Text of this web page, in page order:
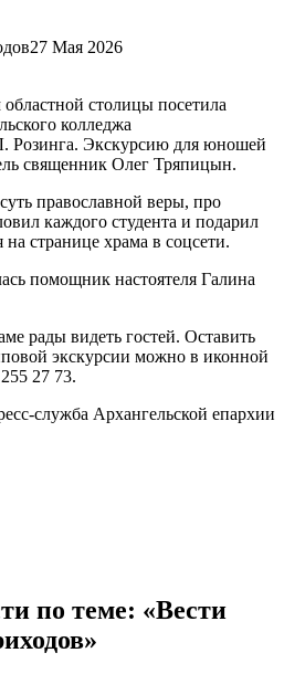
27 Мая 2026
столицы посетила
колледжа
Розинга. Экскурсию для юношей
священник Олег Тряпицын.
православной веры, про
каждого студента и подарил
странице храма в соцсети.
помощник настоятеля Галина
рады видеть гостей. Оставить
экскурсии можно в иконной
27 73.
служба Архангельской епархии
по теме: «Вести